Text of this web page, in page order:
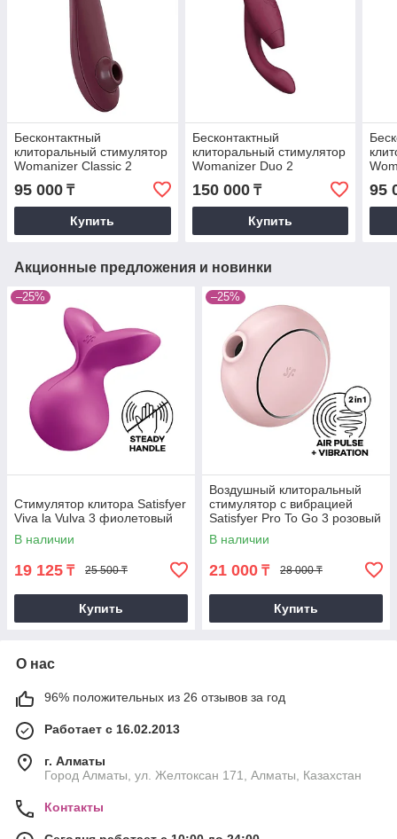
Бесконтактный
клиторальный стимулятор
Womanizer Classic 2
95 000 ₸
Купить
Бесконтактный
клиторальный стимулятор
Womanizer Duo 2
150 000₸
Купить
95
Акционные предложения и новинки
–25%
Стимулятор клитора Satisfyer
Viva la Vulva 3 фиолетовый
В наличии
19 125 ₸ 25 500 ₸
Купить
–25%
Воздушный клиторальный
стимулятор с вибрацией
Satisfyer Pro To Go 3 розовый
В наличии
21 000 ₸ 28 000 ₸
Купить
О нас
96% положительных из 26 отзывов за год
Работает с 16.02.2013
г. Алматы
Город Алматы, ул. Желтоксан 171, Алматы, Казахстан
Контакты